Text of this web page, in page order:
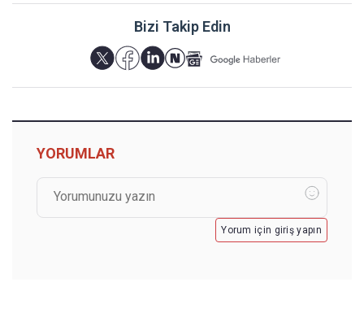
Bizi Takip Edin
YORUMLAR
Yorum için giriş yapın